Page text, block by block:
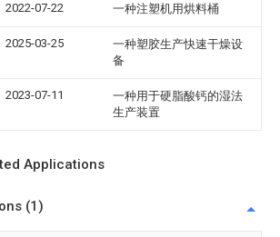
2022-07-22 一种注塑机用烘料桶
2025-03-25
一种塑胶生产快速干燥设
备
2023-07-11
一种用于硬脂酸钙的湿法
生产装置
Applications
(1)